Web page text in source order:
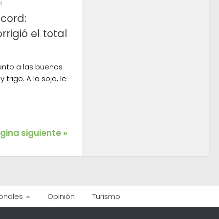
el total
a las buenas
trigo. A la soja, le
siguiente »
Opinión Turismo